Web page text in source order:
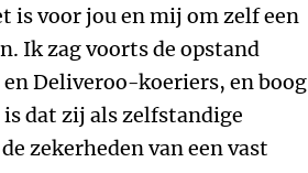
is voor jou en mij om zelf een
Ik zag voorts de opstand
Deliveroo-koeriers, en boog
dat zij als zelfstandige
zekerheden van een vast